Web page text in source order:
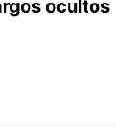
ocultos